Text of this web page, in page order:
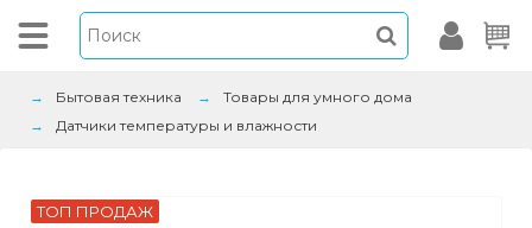
Бытовая техника
Товары для умного дома
Датчики температуры и влажности
ТОП ПРОДАЖ